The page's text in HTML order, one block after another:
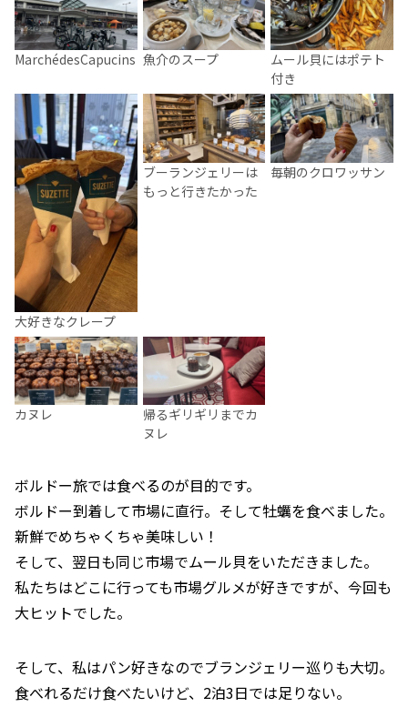
MarchédesCapucins 魚介のスープ
ムール貝にはポテト
付き
大好きなクレープ
ブーランジェリーは
もっと行きたかった
毎朝のクロワッサン
カヌレ
帰るギリギリまでカ
ヌレ
ボルドー旅では食べるのが目的です。
ボルドー到着して市場に直行。そして牡蠣を食べました。
新鮮でめちゃくちゃ美味しい！
そして、翌日も同じ市場でムール貝をいただきました。
私たちはどこに行っても市場グルメが好きですが、今回も
大ヒットでした。
そして、私はパン好きなのでブランジェリー巡りも大切。
食べれるだけ食べたいけど、2泊3日では足りない。